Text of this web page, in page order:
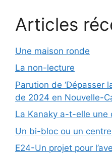
Articles
Une maison ronde
La non-lecture
Parution de ‘Dépasser
de 2024 en Nouvelle-
La Kanaky a-t-elle une
Un bi-bloc ou un
E24-Un projet pour